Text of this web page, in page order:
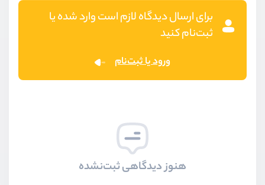
برای ارسال دیدگاه لازم است وارد شده یا
ثبت‌نام کنید
ورود یا ثبت‌نام
هنوز دیدگاهی ثبت‌نشده